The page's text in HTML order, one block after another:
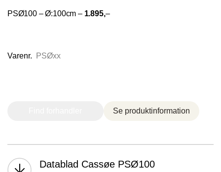
PSØ100 – Ø:100cm –1.895,–
Varenr. PSØxx
Se produktinformation
Datablad Cassøe PSØ100
Brogade 7F, 4600 Køge,